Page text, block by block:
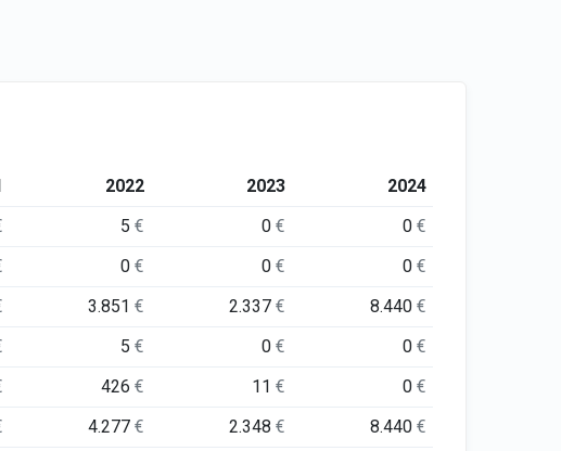
2022 2023
2024
5€ 0€ 0€
0€ 0€ 0€
3.851€ 2.337€ 8.440€
5€ 0€ 0€
426€ 11€ 0€
4.277€ 2.348€ 8.440€